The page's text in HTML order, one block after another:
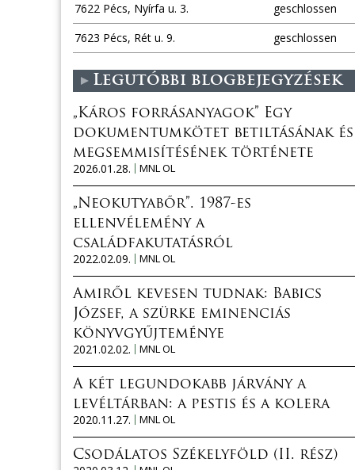
7622 Pécs, Nyírfa u. 3.
geschlossen
7623 Pécs, Rét u. 9.
geschlossen
Legutóbbi blogbejegyzések
„Káros forrásanyagok” Egy
dokumentumkötet betiltásának és
megsemmisítésének története
2026.01.28.
MNL OL
„Neokutyabőr”. 1987-es
ellenvélemény a
családfakutatásról
2022.02.09.
MNL OL
Amiről kevesen tudnak: Babics
József, a szürke eminenciás
könyvgyűjteménye
2021.02.02.
MNL OL
A két legundokabb járvány a
levéltárban: a pestis és a kolera
2020.11.27.
MNL OL
Csodálatos Székelyföld (II. rész)